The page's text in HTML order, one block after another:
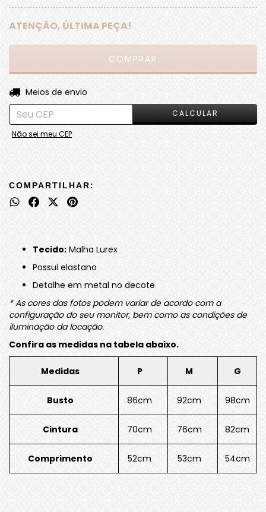
ATENÇÃO, ÚLTIMA PEÇA!
Entregas para o CEP:
Meios de envio
CALCULAR
Não sei meu CEP
COMPARTILHAR:
Tecido: Malha Lurex
Possui elastano
Detalhe em metal no decote
* As cores das fotos podem variar de acordo com a
configuração do seu monitor, bem como as condições de
iluminação da locação.
Confira as medidas na tabela abaixo.
Medidas P M G
Busto 86cm 92cm 98cm
Cintura 70cm 76cm 82cm
Comprimento 52cm 53cm 54cm